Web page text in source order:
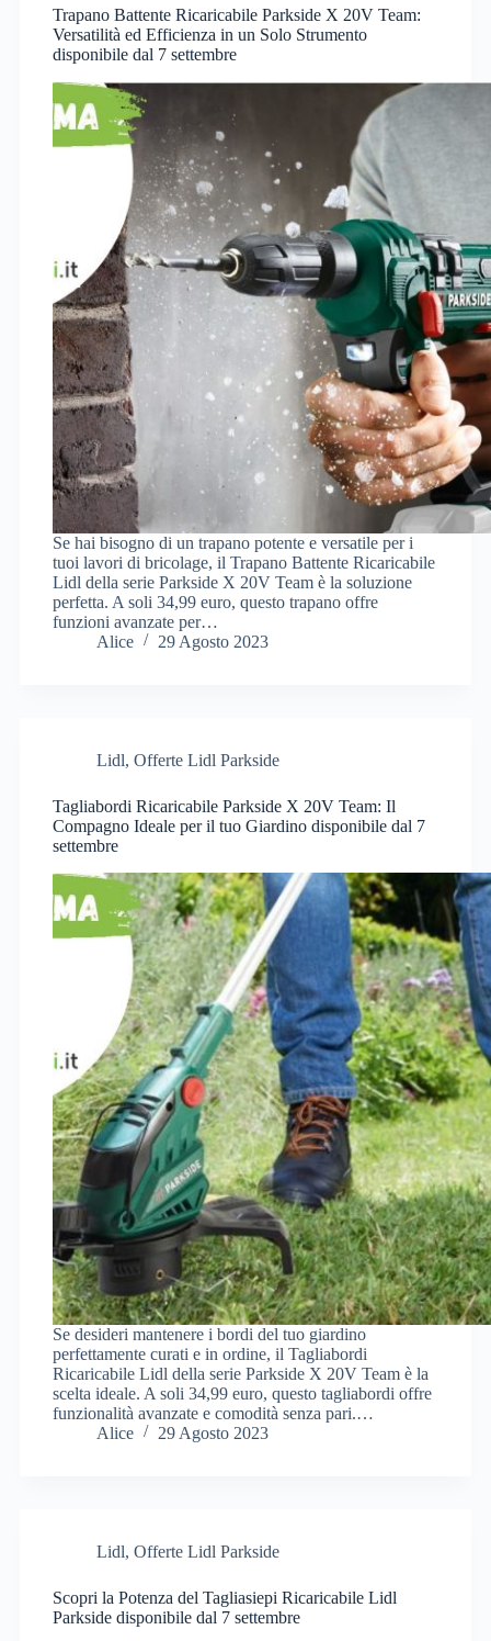
Trapano Battente Ricaricabile Parkside X 20V Team:
Versatilità ed Efficienza in un Solo Strumento
disponibile dal 7 settembre
Se hai bisogno di un trapano potente e versatile per i
tuoi lavori di bricolage, il Trapano Battente Ricaricabile
Lidl della serie Parkside X 20V Team è la soluzione
perfetta. A soli 34,99 euro, questo trapano offre
funzioni avanzate per…
Alice
29 Agosto 2023
Lidl, Offerte Lidl Parkside
Tagliabordi Ricaricabile Parkside X 20V Team: Il
Compagno Ideale per il tuo Giardino disponibile dal 7
settembre
Se desideri mantenere i bordi del tuo giardino
perfettamente curati e in ordine, il Tagliabordi
Ricaricabile Lidl della serie Parkside X 20V Team è la
scelta ideale. A soli 34,99 euro, questo tagliabordi offre
funzionalità avanzate e comodità senza pari.…
Alice
29 Agosto 2023
Lidl, Offerte Lidl Parkside
Scopri la Potenza del Tagliasiepi Ricaricabile Lidl
Parkside disponibile dal 7 settembre